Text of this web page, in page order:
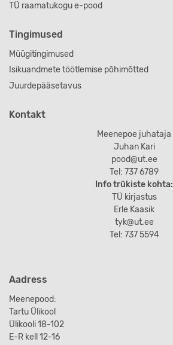
TÜ raamatukogu e-pood
Tingimused
Müügitingimused
Isikuandmete töötlemise põhimõtted
Juurdepääsetavus
Kontakt
Meenepoe juhataja
Juhan Kari
pood@ut.ee
Tel: 737 6789
Info trükiste kohta:
TÜ kirjastus
Erle Kaasik
tyk@ut.ee
Tel: 737 5594
Aadress
Meenepood:
Tartu Ülikool
Ülikooli 18-102
E-R kell 12-16